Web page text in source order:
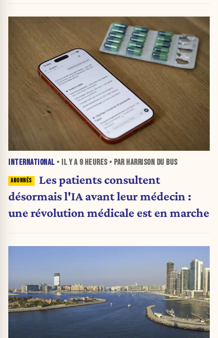
INTERNATIONAL • IL Y A 9 HEURES• PAR HARRISON DU BUS
Les patients consultent
désormais l'IA avant leur médecin :
une révolution médicale est en marche